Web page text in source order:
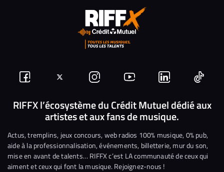
Suivez-
nous
Facebook
Suivez-
nous
sur
Twitter
Nous
rejoindre
sur
Instagram
Nous
rejoindre
sur
YouTube
Nous
rejoindre
sur
Linkedin
Nous
RIFFX l’écosystème du Crédit Mutuel dédié aux
artistes et aux fans de musique.
Actus, tremplins, jeux concours, web radios 100% musique, 0% pub,
aide à la professionnalisation, événements, billetterie, mur du son,
mise en avant de talents… RIFFX c’est LA communauté de ceux qui
aiment et ceux qui font la musique. Rejoignez-nous !